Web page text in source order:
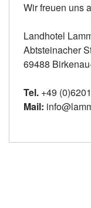
Wir freuen uns
Landhotel
Abtsteinacher
69488
Tel. +49
Mail: